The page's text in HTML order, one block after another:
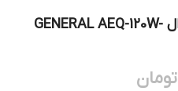
ساعت مچی مردانه کاسیو جنرال GENERAL AEQ-120W-
تومان